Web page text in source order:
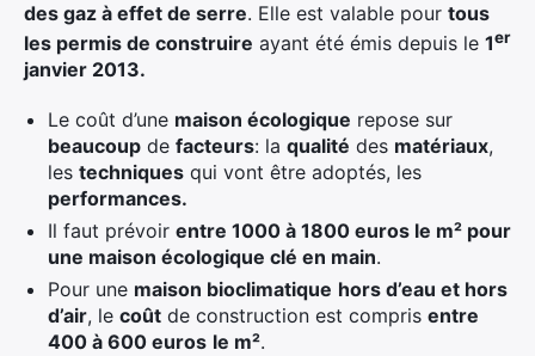
des gaz à effet de serre. Elle est valable pour tous
les permis de construire ayant été émis depuis le 1er
janvier 2013.
Le coût d’une maison écologique repose sur
beaucoup de facteurs: la qualité des matériaux,
les techniques qui vont être adoptés, les
performances.
Il faut prévoir entre 1000 à 1800 euros le m² pour
une maison écologique clé en main.
Pour une maison bioclimatique hors d’eau et hors
d’air, le coût de construction est compris entre
400 à 600 euros le m².